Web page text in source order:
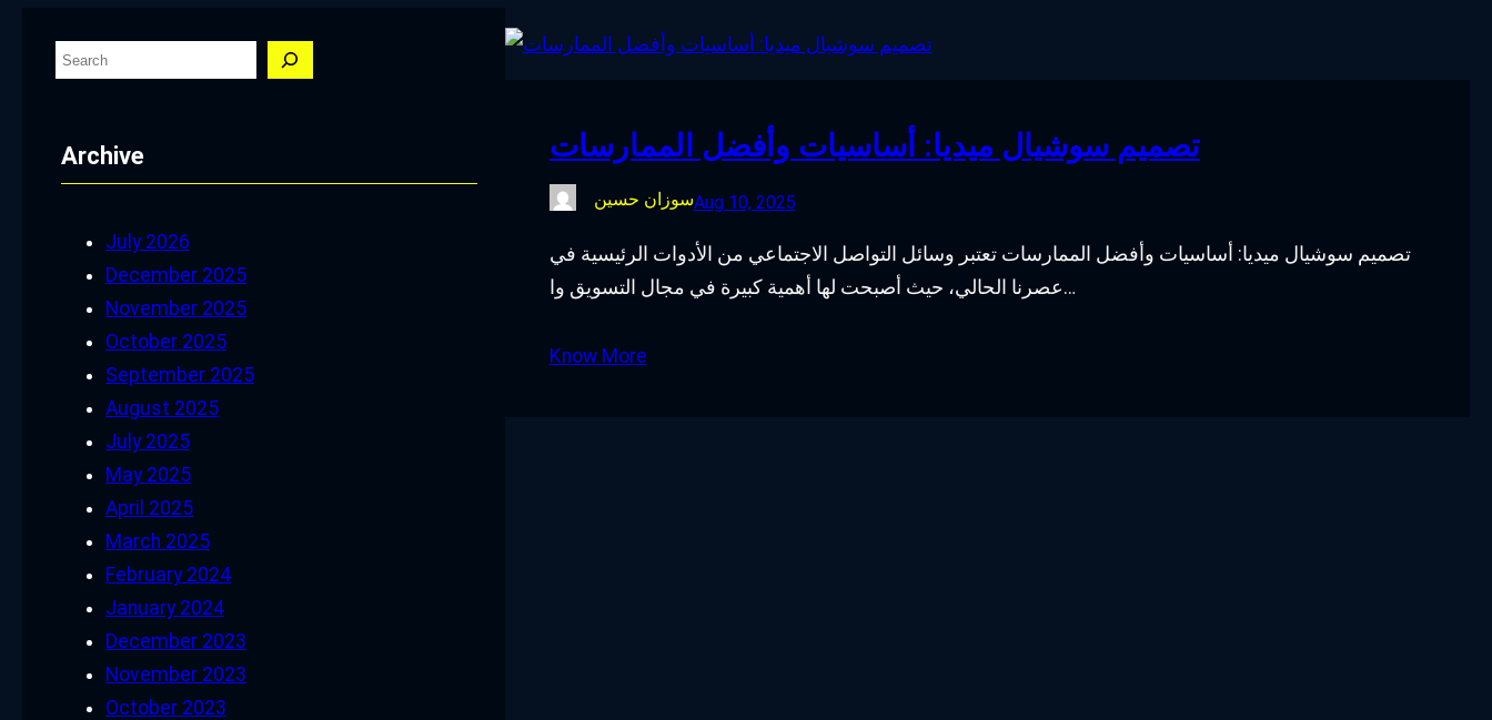
S
r
c
Archive
July 2026
December 2025
November 2025
October 2025
September 2025
August 2025
July 2025
May 2025
April 2025
March 2025
February 2024
January 2024
December 2023
November 2023
October 2023
تصميم سوشيال ميديا: أساسيات وأفضل الممارسات
سوزان حسينAug 10, 2025
تصميم سوشيال ميديا: أساسيات وأفضل الممارسات تعتبر وسائل التواصل الاجتماعي من الأدوات الرئيسية في
عصرنا الحالي، حيث أصبحت لها أهمية كبيرة في مجال التسويق وا…
Know More